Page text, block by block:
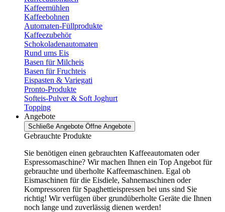
Kaffeemühlen
Kaffeebohnen
Automaten-Füllprodukte
Kaffeezubehör
Schokoladenautomaten
Rund ums Eis
Basen für Milcheis
Basen für Fruchteis
Eispasten & Variegati
Pronto-Produkte
Softeis-Pulver & Soft Joghurt
Topping
Angebote
Schließe Angebote Öffne Angebote
Gebrauchte Produkte
Sie benötigen einen gebrauchten Kaffeeautomaten oder
Espressomaschine? Wir machen Ihnen ein Top Angebot für
gebrauchte und überholte Kaffeemaschinen. Egal ob
Eismaschinen für die Eisdiele, Sahnemaschinen oder
Kompressoren für Spaghettieispressen bei uns sind Sie
richtig! Wir verfügen über grundüberholte Geräte die Ihnen
noch lange und zuverlässig dienen werden!